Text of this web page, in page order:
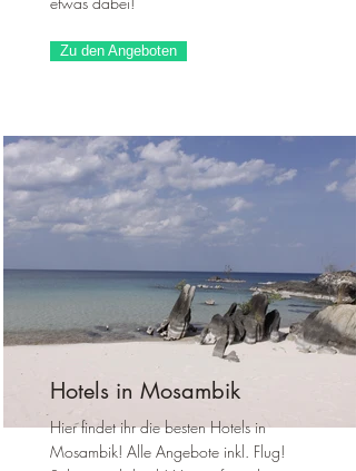
Zu den Angeboten
Hotels in Mosambik
Hier findet ihr die besten Hotels in
Mosambik! Alle Angebote inkl. Flug!